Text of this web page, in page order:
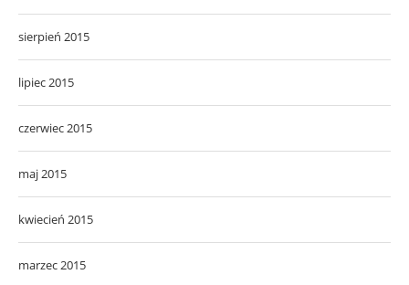
sierpień 2015
lipiec 2015
czerwiec 2015
maj 2015
kwiecień 2015
marzec 2015